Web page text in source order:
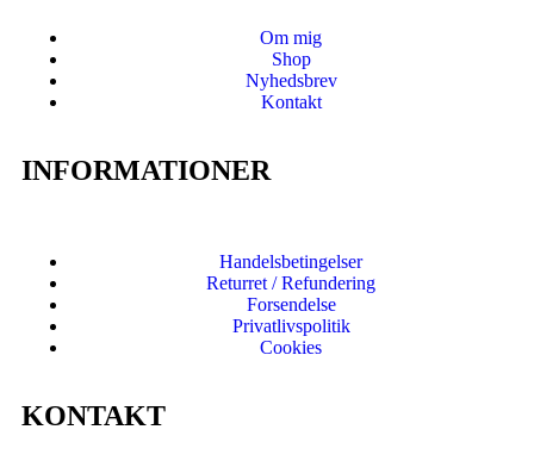
Om mig
Shop
Nyhedsbrev
Kontakt
INFORMATIONER
Handelsbetingelser
Returret / Refundering
Forsendelse
Privatlivspolitik
Cookies
KONTAKT